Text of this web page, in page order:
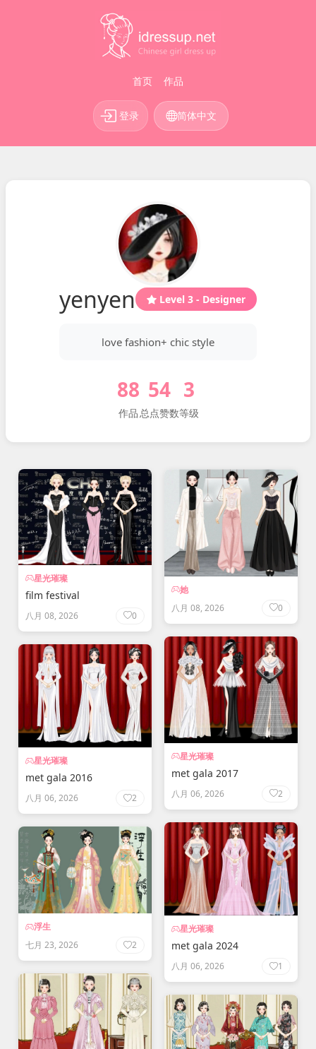
首页 作品
登录 简体中文
yenyen Level 3 - Designer
love fashion+ chic style
88
作品
54
总点赞数
3
等级
星光璀璨
film festival
八月 08, 2026 0
她
八月 08, 2026
0
星光璀璨
met gala 2017
八月 06, 2026 2
星光璀璨
met gala 2016
八月 06, 2026 2
星光璀璨
met gala 2024
八月 06, 2026 1
浮生
七月 23, 2026
2